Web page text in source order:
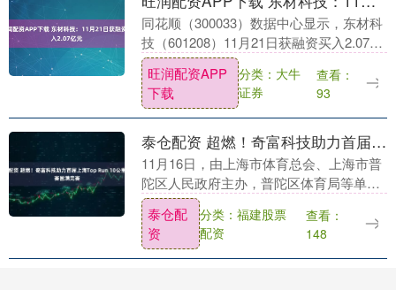
同花顺（300033）数据中心显示，东材科
技（601208）11月21日获融资买入2.07亿
元，当前融资余额12.91亿元，占流通市值
的7.33%，超过历史90....
旺润配资APP
下载
分类：大牛
证券
查看：
93
泰仓配资 超燃！奇富科技助力首届上海Top Run 10公里精英赛圆满完赛
11月16日，由上海市体育总会、上海市普
陀区人民政府主办，普陀区体育局等单位
承办的首届2025新金环上海Top Run 10公
里精英赛（以下简称“Top Run....
泰仓配
资
分类：福建股票
配资
查看：
148